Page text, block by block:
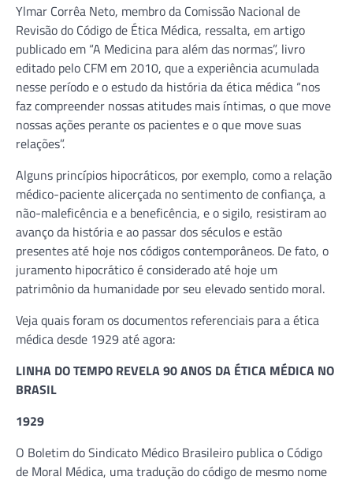
Ylmar Corrêa Neto, membro da Comissão Nacional de
Revisão do Código de Ética Médica, ressalta, em artigo
publicado em “A Medicina para além das normas”, livro
editado pelo CFM em 2010, que a experiência acumulada
nesse período e o estudo da história da ética médica “nos
faz compreender nossas atitudes mais íntimas, o que move
nossas ações perante os pacientes e o que move suas
relações”.
Alguns princípios hipocráticos, por exemplo, como a relação
médico-paciente alicerçada no sentimento de confiança, a
não-maleficência e a beneficência, e o sigilo, resistiram ao
avanço da história e ao passar dos séculos e estão
presentes até hoje nos códigos contemporâneos. De fato, o
juramento hipocrático é considerado até hoje um
patrimônio da humanidade por seu elevado sentido moral.
Veja quais foram os documentos referenciais para a ética
médica desde 1929 até agora:
LINHA DO TEMPO REVELA 90 ANOS DA ÉTICA MÉDICA NO
BRASIL
1929
O Boletim do Sindicato Médico Brasileiro publica o Código
de Moral Médica, uma tradução do código de mesmo nome